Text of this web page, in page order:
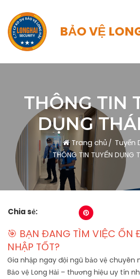
BẢO VỆ
THÔNG TIN
DỤNG
Trang chủ Tuyển
THÔNG TIN TUYỂN DỤNG
Chia sẻ:
🎯 BẠN ĐANG TÌM VIỆC ỔN
NHẬP TỐT?
Gia nhập ngay đội ngũ bảo vệ chuyên
Bảo vệ Long Hải – thương hiệu uy tín